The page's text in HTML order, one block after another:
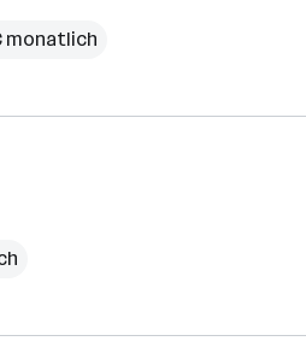
monatlich